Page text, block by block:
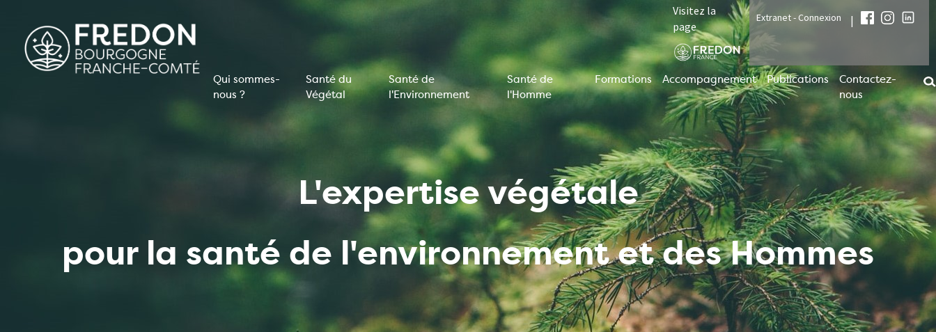
contenu
principal
Visitez la
page
Extranet - Connexion |
Navigation
principale
Qui sommes-
nous ?
Santé du
Végétal
Santé de
l'Environnement
Santé de
l'Homme
Formations Accompagnement Publications
Contactez-
nous
L'expertise végétale
pour la santé de l'environnement et des Hommes